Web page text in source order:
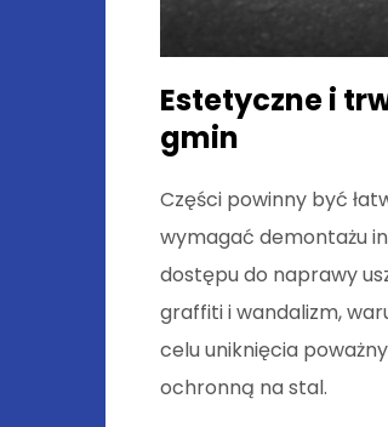
Estetyczne i
gmin
Części powinny być
wymagać demontażu
dostępu do naprawy
graffiti i wandalizm,
celu uniknięcia
ochronną na stal.